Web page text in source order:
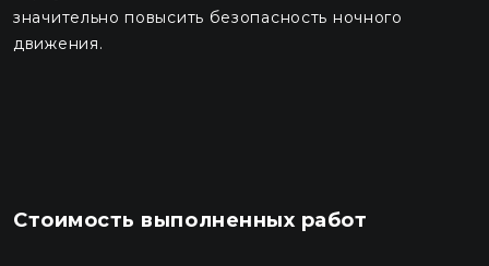
значительно повысить безопасность ночного
движения.
Стоимость выполненных работ